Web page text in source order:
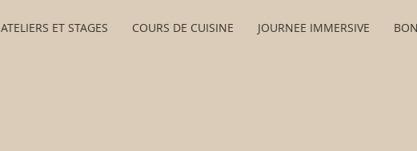
ATELIERS ET STAGES COURS DE CUISINE JOURNEE IMMERSIVE